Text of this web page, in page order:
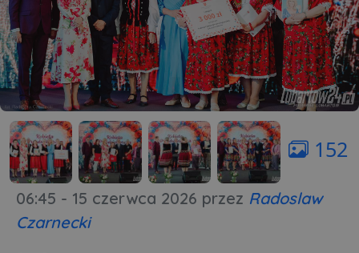
152
06:45 - 15 czerwca 2026 przez Radoslaw
Czarnecki